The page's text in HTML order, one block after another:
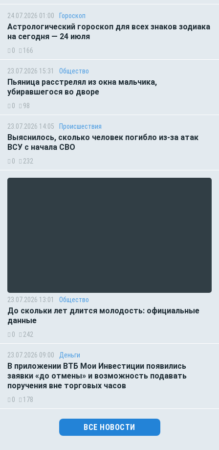
24.07.2026 01:00 Гороскоп
Астрологический гороскоп для всех знаков зодиака
на сегодня — 24 июля
0 166
23.07.2026 15:31 Общество
Пьяница расстрелял из окна мальчика,
убиравшегося во дворе
0 98
23.07.2026 14:05 Происшествия
Выяснилось, сколько человек погибло из-за атак
ВСУ с начала СВО
0 232
23.07.2026 13:01 Общество
До скольки лет длится молодость: официальные
данные
0 242
23.07.2026 09:00 Деньги
В приложении ВТБ Мои Инвестиции появились
заявки «до отмены» и возможность подавать
поручения вне торговых часов
0 178
ВСЕ НОВОСТИ